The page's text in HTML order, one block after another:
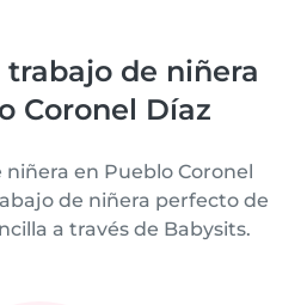
de niñera
Coronel Díaz
en Pueblo Coronel
de niñera perfecto de
a través de Babysits.